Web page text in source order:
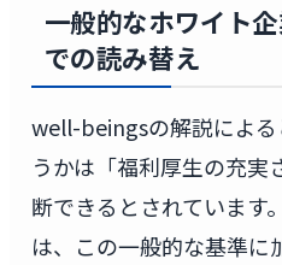
一般的なホワイト
での読み替え
well-beingsの解説によ
うかは「福利厚生の充実
断できるとされています
は、この一般的な基準に